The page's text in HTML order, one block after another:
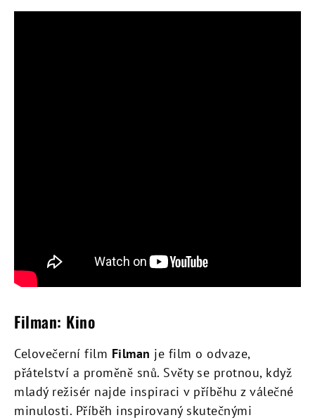
Filman: Kino
Celovečerní film Filman je film o odvaze,
přátelství a proměně snů. Světy se protnou, když
mladý režisér najde inspiraci v příběhu z válečné
minulosti. Příběh inspirovaný skutečnými